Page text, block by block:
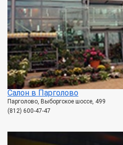
Салон в Парголово
Парголово, Выборгское шоссе, 499
(812) 600-47-47